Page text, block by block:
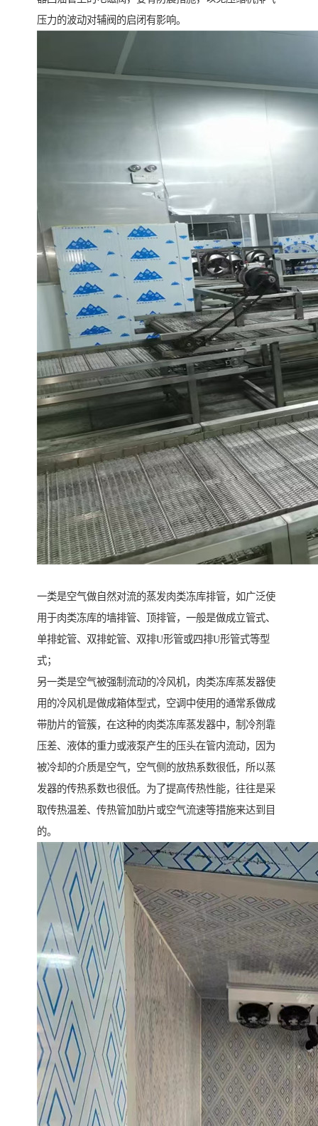
压力的波动对辅阀的启闭有影响。
一类是空气做自然对流的蒸发肉类冻库排管，如广泛使
用于肉类冻库的墙排管、顶排管，一般是做成立管式、
单排蛇管、双排蛇管、双排U形管或四排U形管式等型
式；
另一类是空气被强制流动的冷风机，肉类冻库蒸发器使
用的冷风机是做成箱体型式，空调中使用的通常系做成
带肋片的管簇，在这种的肉类冻库蒸发器中，制冷剂靠
压差、液体的重力或液泵产生的压头在管内流动，因为
被冷却的介质是空气，空气侧的放热系数很低，所以蒸
发器的传热系数也很低。为了提高传热性能，往往是采
取传热温差、传热管加肋片或空气流速等措施来达到目
的。